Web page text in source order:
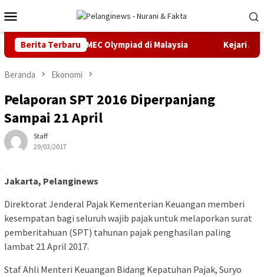
ke
kontenMobile
Berita Terbaru
Emas IMEC Olympiad di Malaysia Kejari Jakarta
Beranda Ekonomi
Pelaporan SPT 2016 Diperpanjang
Sampai 21 April
Staff
29/03/2017
Jakarta, Pelanginews
Direktorat Jenderal Pajak Kementerian Keuangan memberi
kesempatan bagi seluruh wajib pajak untuk melaporkan surat
pemberitahuan (SPT) tahunan pajak penghasilan paling
lambat 21 April 2017.
Staf Ahli Menteri Keuangan Bidang Kepatuhan Pajak, Suryo